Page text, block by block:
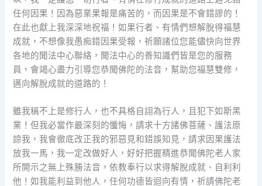
任何因果！因為惡業果報是痛苦的，而因果是不會錯謬的！
在此也獻上我深深地祝福！如果行者、有情們想解脫得福慧
成就，不想像我愚痴錯因果受報，祈願諸位您能儘快向世界
各地的聞法中心聯絡，聞法中心的善知識們皆是您的服務
員，會竭心盡力引導您恭聞佛陀的法音，幫助您福慧雙修，
邁向解脫成就的道路的！
雖我稱不上是修行人，也不具格自詡為行人，且犯下如斯黑
業！但我必當作最深刻的懺悔，請求十方諸佛菩薩、護法原
諒我，我會徹底改正我的邪惡見和錯誤知見，請求因果護法
放我一馬，我一定改做好人，好好把握精進恭聞佛陀老人家
所開示之無上殊勝法音，依教奉行以求得解脫成就、自利利
他！如我能利益到他人，任何功德皆迴向有情，祈請佛陀老